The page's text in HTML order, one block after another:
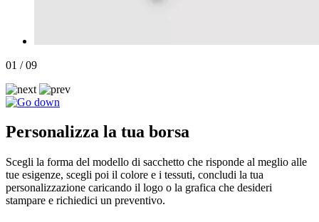
01 / 09
Personalizza la tua borsa
Scegli la forma del modello di sacchetto che risponde al meglio alle
tue esigenze, scegli poi il colore e i tessuti, concludi la tua
personalizzazione caricando il logo o la grafica che desideri
stampare e richiedici un preventivo.